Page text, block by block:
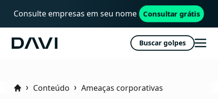
Consulte empresas em seu nome Consultar grátis
Davi Buscar golpes
Abrir
HomeConteúdo Ameaças corporativas